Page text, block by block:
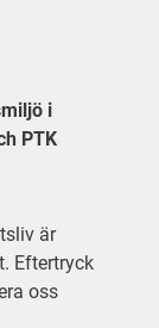
i
PTK
är
Eftertryck
oss